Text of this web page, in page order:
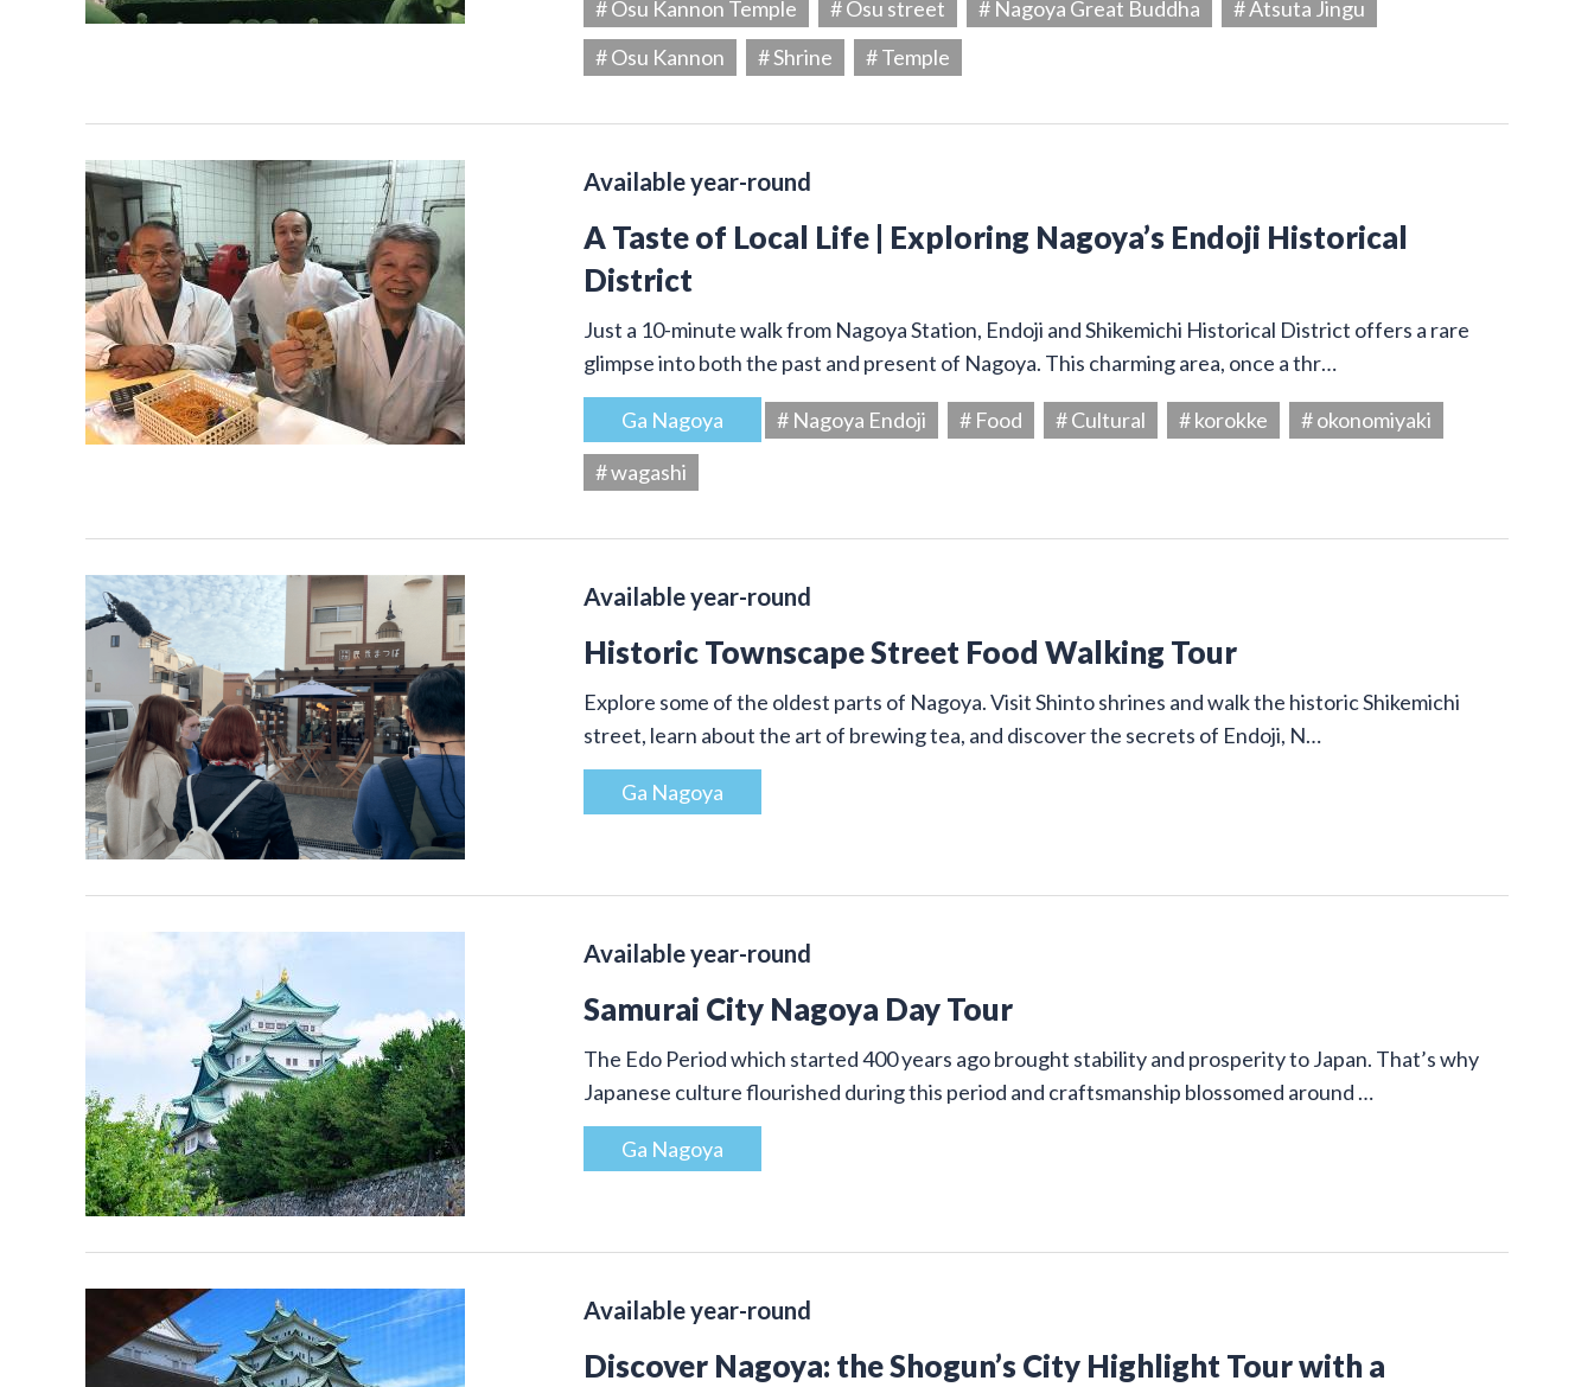
# Osu Kannon Temple
# Osu street # Nagoya Great Buddha
# Atsuta Jingu
# Osu Kannon
# Shrine # Temple
Available year-round
A Taste of Local Life | Exploring Nagoya’s Endoji Historical
District
Just a 10-minute walk from Nagoya Station, Endoji and Shikemichi Historical District offers a rare
glimpse into both the past and present of Nagoya. This charming area, once a thr…
Ga Nagoya # Nagoya Endoji # Food # Cultural # korokke
# okonomiyaki
# wagashi
Available year-round
Historic Townscape Street Food Walking Tour
Explore some of the oldest parts of Nagoya. Visit Shinto shrines and walk the historic Shikemichi
street, learn about the art of brewing tea, and discover the secrets of Endoji, N…
Ga Nagoya
Available year-round
Samurai City Nagoya Day Tour
The Edo Period which started 400 years ago brought stability and prosperity to Japan. That’s why
Japanese culture flourished during this period and craftsmanship blossomed around …
Ga Nagoya
Available year-round
Discover Nagoya: the Shogun’s City Highlight Tour with a